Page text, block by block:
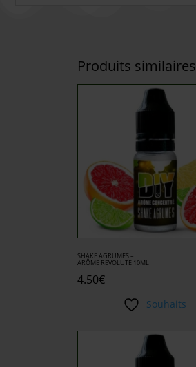
Produits similaires
SHAKE AGRUMES –
ARÔME REVOLUTE 10ML
4.50€
Souhaits